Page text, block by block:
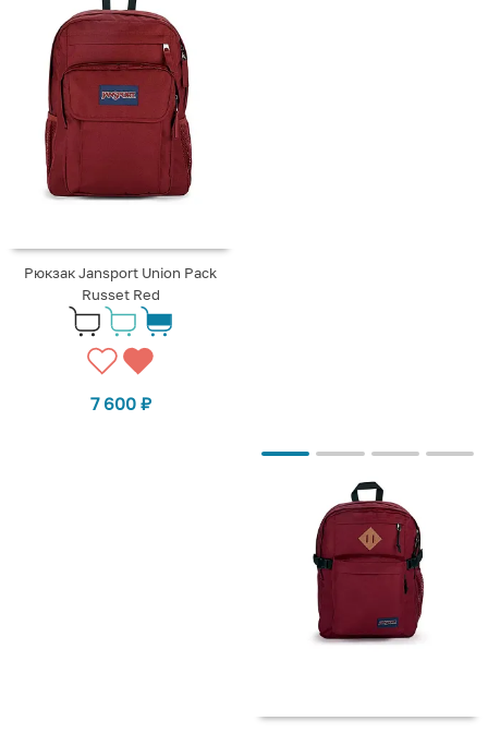
Рюкзак Jansport Union Pack
Russet Red
7 600 ₽